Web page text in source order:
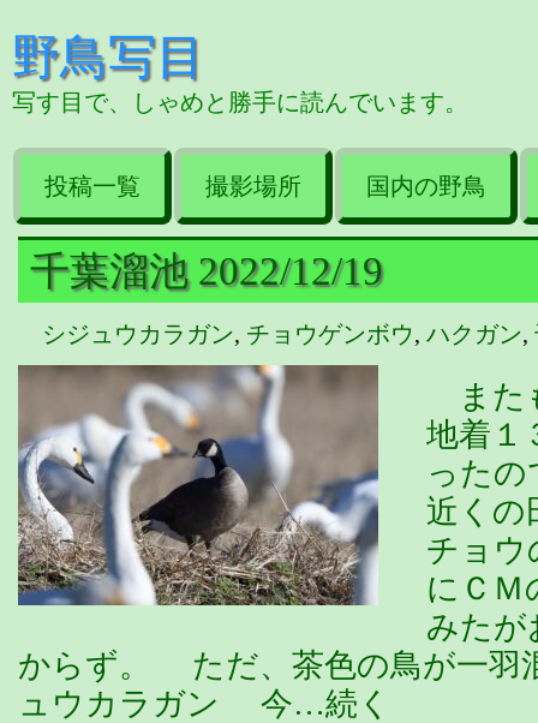
野鳥写目
写す目で、しゃめと勝手に読んでいます。
投稿一覧 撮影場所 国内の野鳥
千葉溜池 2022/12/19
シジュウカラガン, チョウゲンボウ, ハクガン,
また
地着
った
近く
チョウ
にＣ
みたが
からず。 ただ、茶色の鳥が一羽
ュウカラガン 今…続く